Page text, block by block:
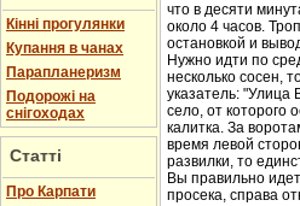
Кінні прогулянки
Купання в чанах
Парапланеризм
Подорожі на
снігоходах
Статті
Про Карпати
что в десяти
около 4 часов.
остановкой и
Нужно идти по
несколько сосен,
указатель: "Улица
село, от которого
калитка. За
время левой
развилки, то
Вы правильно
просека, справа